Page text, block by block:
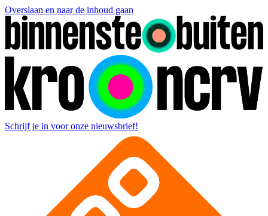
Overslaan en naar de inhoud gaan
Schrijf je in voor onze nieuwsbrief!